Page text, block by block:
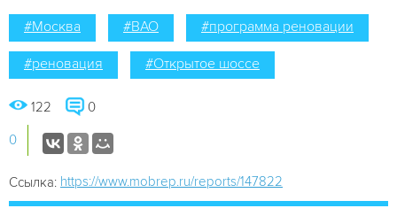
#Москва #ВАО #программа реновации
#реновация #Открытое шоссе
122 0
0
Ссылка: https://www.mobrep.ru/reports/147822